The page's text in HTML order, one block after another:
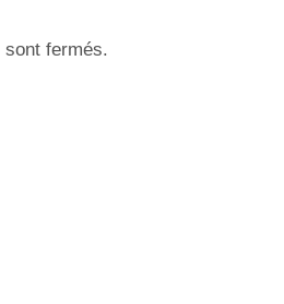
sont fermés.